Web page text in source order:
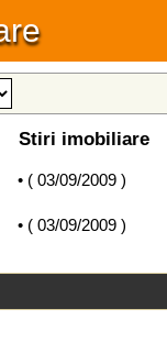
Stiri imobiliare
• ( 03/09/2009 )
• ( 03/09/2009 )